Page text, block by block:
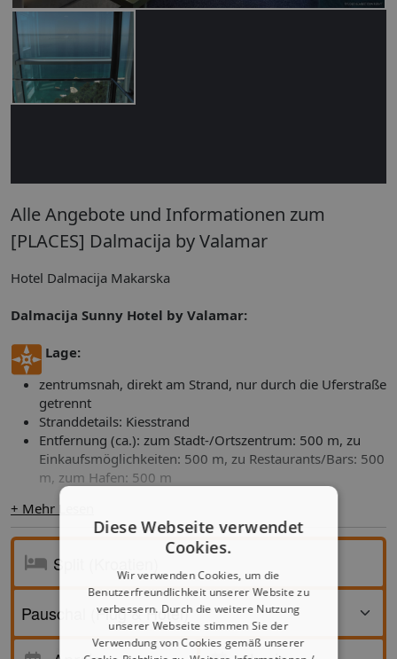
Alle Angebote und Informationen zum
[PLACES] Dalmacija by Valamar
Hotel Dalmacija Makarska
Dalmacija Sunny Hotel by Valamar:
Lage:
zentrumsnah, direkt am Strand, nur durch die Uferstraße
getrennt
Stranddetails: Kiesstrand
Entfernung (ca.): zum Stadt-/Ortszentrum: 500 m, zu
Einkaufsmöglichkeiten: 500 m, zu Restaurants/Bars: 500
m, zum Hafen: 500 m
Anzahl Stockwerke: 10
Anzahl Zimmer/Wohneinheiten insgesamt: 190
Empfangshalle, Rezeption, Hotelsafe(s) (gegen Gebühr),
WLAN (inklusive), im gesamten Gebäude
Mehrere Restaurants
+ Mehr Lesen
Anreise
Diese Webseite verwendet
Cookies.
Wir verwenden Cookies, um die
Benutzerfreundlichkeit unserer Website zu
verbessern. Durch die weitere Nutzung
unserer Webseite stimmen Sie der
Verwendung von Cookies gemäß unserer